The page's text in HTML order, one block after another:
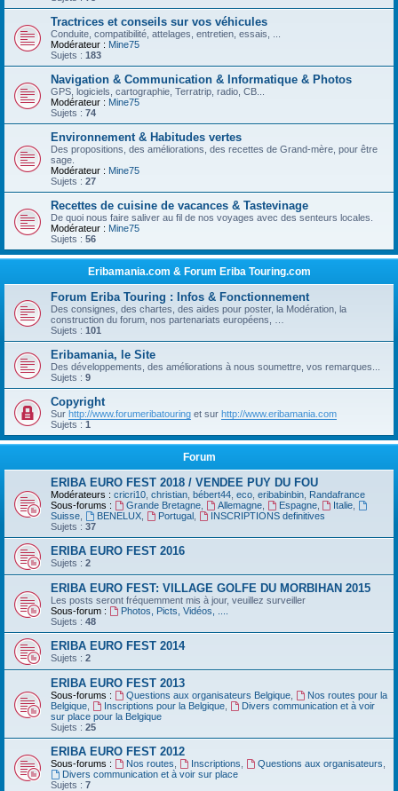
Tractrices et conseils sur vos véhicules
Conduite, compatibilité, attelages, entretien, essais, ...
Modérateur : Mine75
Sujets : 183
Navigation & Communication & Informatique & Photos
GPS, logiciels, cartographie, Terratrip, radio, CB...
Modérateur : Mine75
Sujets : 74
Environnement & Habitudes vertes
Des propositions, des améliorations, des recettes de Grand-mère, pour être
sage.
Modérateur : Mine75
Sujets : 27
Recettes de cuisine de vacances & Tastevinage
De quoi nous faire saliver au fil de nos voyages avec des senteurs locales.
Modérateur : Mine75
Sujets : 56
Eribamania.com & Forum Eriba Touring.com
Forum Eriba Touring : Infos & Fonctionnement
Des consignes, des chartes, des aides pour poster, la Modération, la
construction du forum, nos partenariats européens, …
Sujets : 101
Eribamania, le Site
Des développements, des améliorations à nous soumettre, vos remarques...
Sujets : 9
Copyright
Sur http://www.forumeribatouring et sur http://www.eribamania.com
Sujets : 1
Forum
ERIBA EURO FEST 2018 / VENDEE PUY DU FOU
Modérateurs : cricri10 christian bébert44 eco eribabinbin Randafrance
Sous-forums :
Grande Bretagne, Allemagne, Espagne, Italie
Suisse
BENELUX, Portugal,
INSCRIPTIONS definitives
Sujets : 37
ERIBA EURO FEST 2016
Sujets : 2
ERIBA EURO FEST: VILLAGE GOLFE DU MORBIHAN 2015
Les posts seront fréquemment mis à jour, veuillez surveiller
Sous-forum :
Photos, Picts, Vidéos, ....
Sujets : 48
ERIBA EURO FEST 2014
Sujets : 2
ERIBA EURO FEST 2013
Sous-forums : Questions aux organisateurs Belgique,
Nos routes pour la
Belgique
Inscriptions pour la Belgique,
Divers communication et à voir
sur place pour la Belgique
Sujets : 25
ERIBA EURO FEST 2012
Sous-forums : Nos routes Inscriptions Questions aux organisateurs
Divers communication et à voir sur place
Sujets : 7